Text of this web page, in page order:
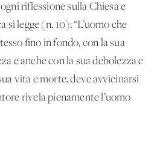
riflessione sulla Chiesa e
si legge (n. 10): “L’uomo che
fino in fondo, con la sua
e anche con la sua debolezza e
vita e morte, deve avvicinarsi
rivela pienamente l’uomo